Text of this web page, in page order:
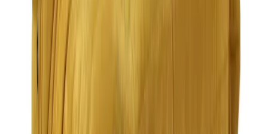
Бесплатно
Есть дизайн-проект?
Подберём к нему всю мебель и декор
Отправьте файл спецификации или визуализации — и мы
соберём для вас полную подборку товаров